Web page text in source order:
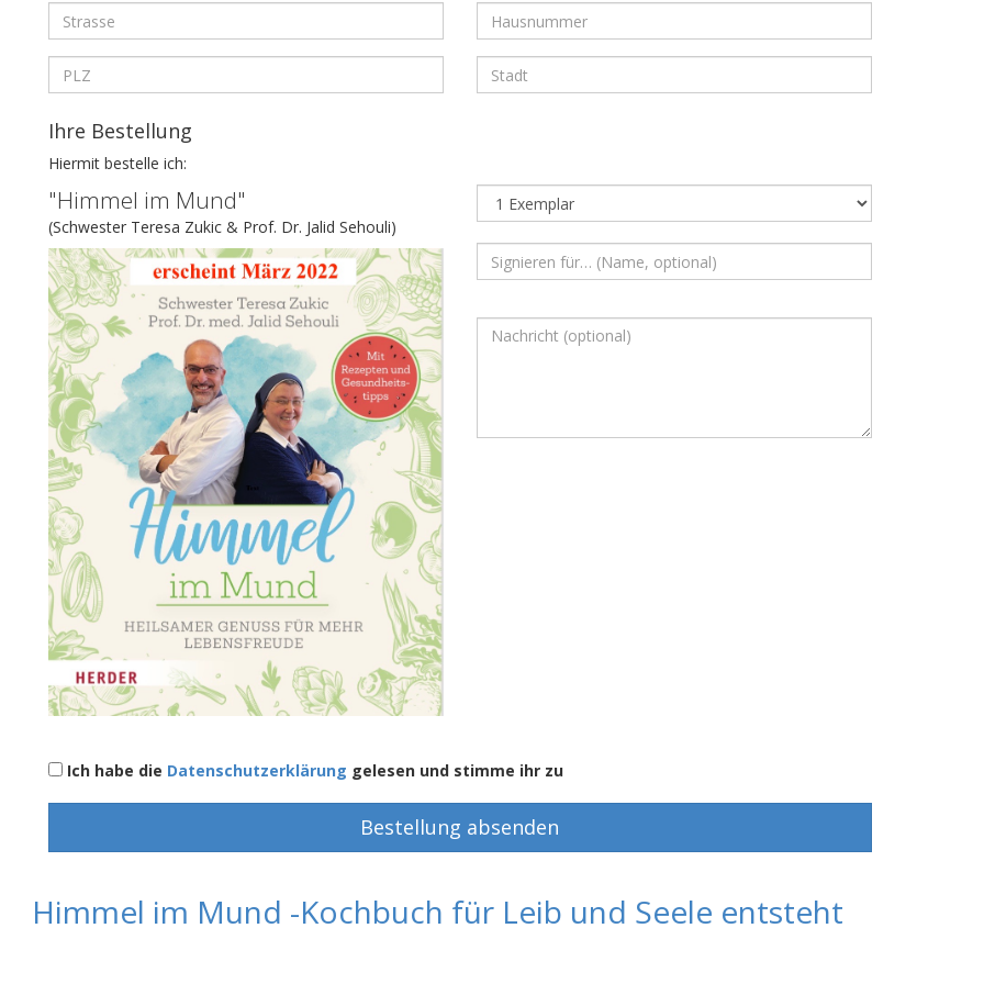
Strasse Hausnummer
Postleitzahl Stadt
Ihre Bestellung
Hiermit bestelle ich:
"Himmel im Mund"
(Schwester Teresa Zukic & Prof. Dr. Jalid Sehouli)
Anzahl
Signieren
für…
Nachricht
Ich habe die Datenschutzerklärung gelesen und stimme ihr zu
Bestellung absenden
Himmel im Mund -Kochbuch für Leib und Seele entsteht